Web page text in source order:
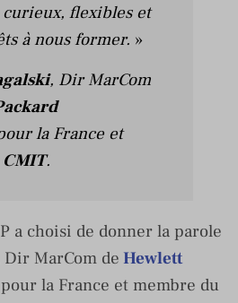
curieux, flexibles et
à nous former. »
, Dir MarCom
la France et
CMIT.
a choisi de donner la parole
Dir MarCom de Hewlett
pour la France et membre du